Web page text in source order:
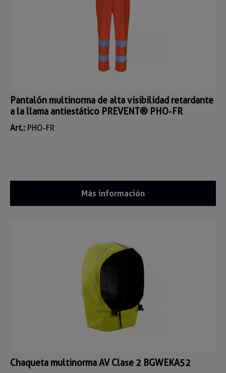
Pantalón multinorma de alta visibilidad retardante
a la llama antiestático PREVENT® PHO-FR
Art.: PHO-FR
Más información
Chaqueta multinorma AV Clase 2 BGWEKA52